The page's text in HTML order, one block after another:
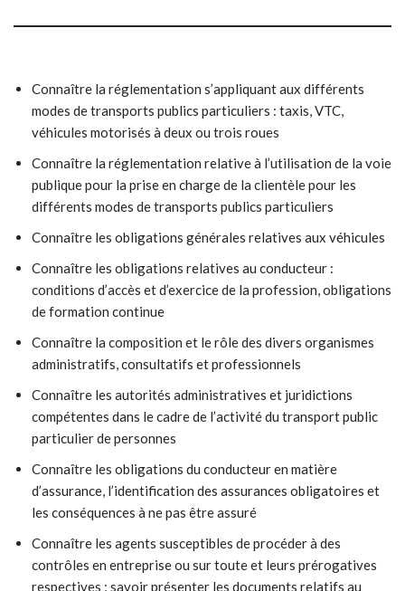
Connaître la réglementation s’appliquant aux différents
modes de transports publics particuliers : taxis, VTC,
véhicules motorisés à deux ou trois roues
Connaître la réglementation relative à l’utilisation de la voie
publique pour la prise en charge de la clientèle pour les
différents modes de transports publics particuliers
Connaître les obligations générales relatives aux véhicules
Connaître les obligations relatives au conducteur :
conditions d’accès et d’exercice de la profession, obligations
de formation continue
Connaître la composition et le rôle des divers organismes
administratifs, consultatifs et professionnels
Connaître les autorités administratives et juridictions
compétentes dans le cadre de l’activité du transport public
particulier de personnes
Connaître les obligations du conducteur en matière
d’assurance, l’identification des assurances obligatoires et
les conséquences à ne pas être assuré
Connaître les agents susceptibles de procéder à des
contrôles en entreprise ou sur toute et leurs prérogatives
respectives ; savoir présenter les documents relatifs au